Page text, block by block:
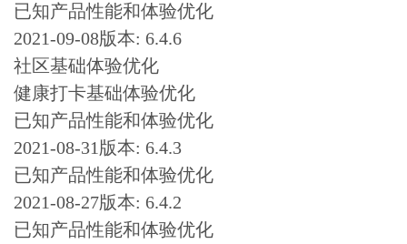
已知产品性能和体验优化
2021-09-08版本: 6.4.6
社区基础体验优化
健康打卡基础体验优化
已知产品性能和体验优化
2021-08-31版本: 6.4.3
已知产品性能和体验优化
2021-08-27版本: 6.4.2
已知产品性能和体验优化